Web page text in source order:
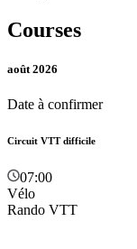
Courses
août 2026
Date à confirmer
Circuit VTT difficile
07:00
Vélo
Rando VTT